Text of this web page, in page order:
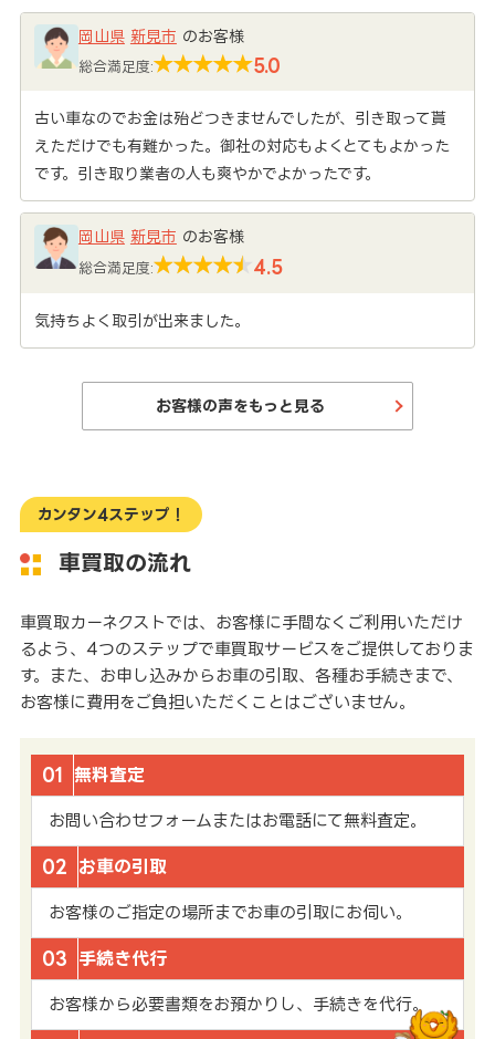
岡山県 新見市 のお客様
総合満足度: 5.0
古い車なのでお金は殆どつきませんでしたが、引き取って貰
えただけでも有難かった。御社の対応もよくとてもよかった
です。引き取り業者の人も爽やかでよかったです。
岡山県 新見市 のお客様
総合満足度: 4.5
気持ちよく取引が出来ました。
お客様の声をもっと見る
カンタン4ステップ！
車買取の流れ
車買取カーネクストでは、お客様に手間なくご利用いただけ
るよう、4つのステップで車買取サービスをご提供しておりま
す。また、お申し込みからお車の引取、各種お手続きまで、
お客様に費用をご負担いただくことはございません。
01 無料査定
お問い合わせフォームまたはお電話にて無料査定。
02 お車の引取
お客様のご指定の場所までお車の引取にお伺い。
03 手続き代行
お客様から必要書類をお預かりし、手続きを代行。